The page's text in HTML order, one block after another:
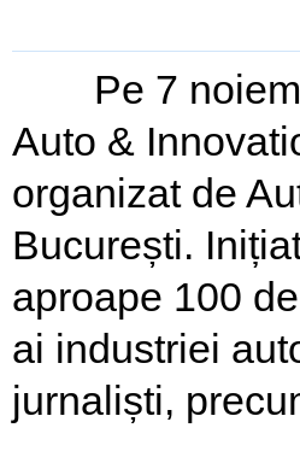
Pe 7
Auto &
organizat de
București.
aproape 100
ai industriei
jurnaliști,